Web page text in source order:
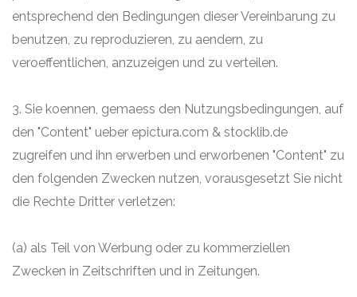
entsprechend den Bedingungen dieser Vereinbarung zu
benutzen, zu reproduzieren, zu aendern, zu
veroeffentlichen, anzuzeigen und zu verteilen.
3. Sie koennen, gemaess den Nutzungsbedingungen, auf
den "Content" ueber epictura.com & stocklib.de
zugreifen und ihn erwerben und erworbenen "Content" zu
den folgenden Zwecken nutzen, vorausgesetzt Sie nicht
die Rechte Dritter verletzen:
(a) als Teil von Werbung oder zu kommerziellen
Zwecken in Zeitschriften und in Zeitungen.